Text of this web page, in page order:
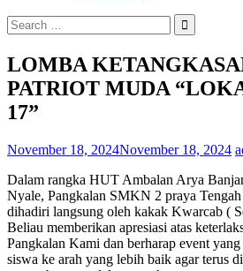
Search
for:
LOMBA
PATRIOT MUDA
17”
November 18, 2024November 18, 2024
Dalam rangka HUT Ambalan Arya
Nyale, Pangkalan SMKN 2 praya
dihadiri langsung oleh kakak Kwarcab (
Beliau memberikan apresiasi atas
Pangkalan Kami dan berharap event
siswa ke arah yang lebih baik agar terus